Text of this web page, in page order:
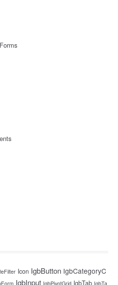
Icon IgbButton IgbCategoryC
IgbInput IgbPivotGrid IgbTab IgbTa